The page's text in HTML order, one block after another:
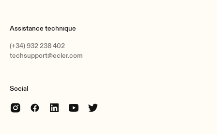
Assistance technique
(+34) 932 238 402
techsupport@ecler.com
Social